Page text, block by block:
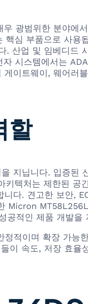
광범위한 분야에
심 부품으로 사용
산업 및 임베디드
시스템에서는
이트웨이, 웨어러
할
지닙니다. 입증된
텍처는 제한된
다. 견고한 보안,
Micron
공적인 제품 개발을
적이며 확장 가능
이 속도, 저장 효